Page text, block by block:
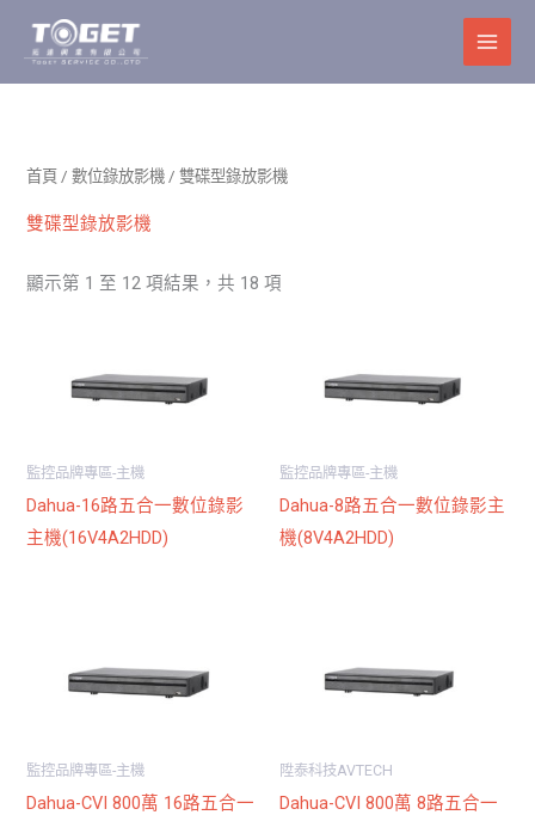
主
首頁 /數位錄放影機 / 雙碟型錄放影機
雙碟型錄放影機
顯示第 1 至 12 項結果，共 18 項
監控品牌專區-主機
Dahua-16路五合一數位錄影
主機(16V4A2HDD)
監控品牌專區-主機
Dahua-8路五合一數位錄影主
機(8V4A2HDD)
監控品牌專區-主機
Dahua-CVI 800萬 16路五合一
陞泰科技AVTECH
Dahua-CVI 800萬 8路五合一